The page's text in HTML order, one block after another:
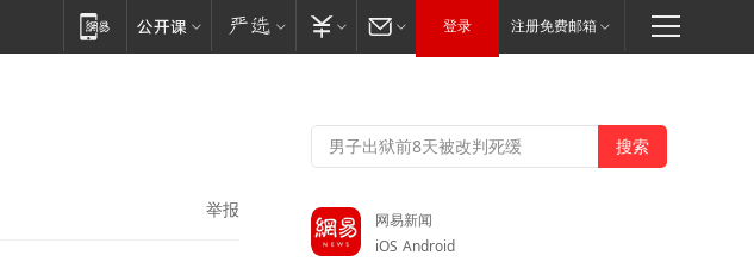
登录 注册免费邮箱
举报
网易新闻
iOS Android